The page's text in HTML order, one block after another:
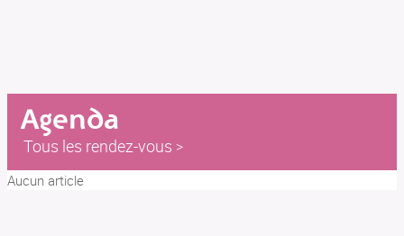
Agenda
Tous les rendez-vous
Aucun article